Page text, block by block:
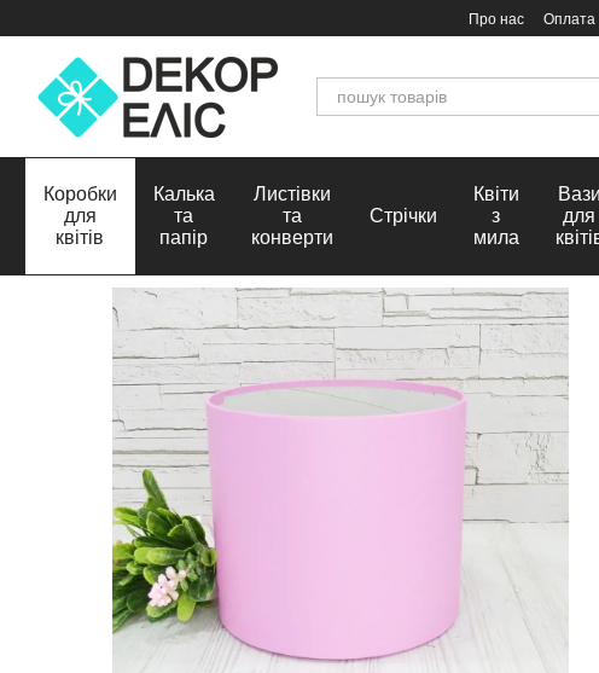
Про нас Оплата
Коробки
для
квітів
Калька
та
папір
Листівки
та
конверти
Стрічки
Квіти
з
мила
Вази
для